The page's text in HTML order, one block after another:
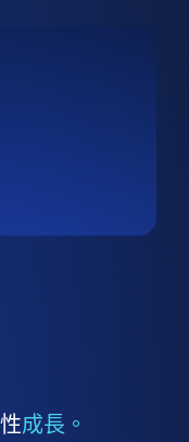
成長。